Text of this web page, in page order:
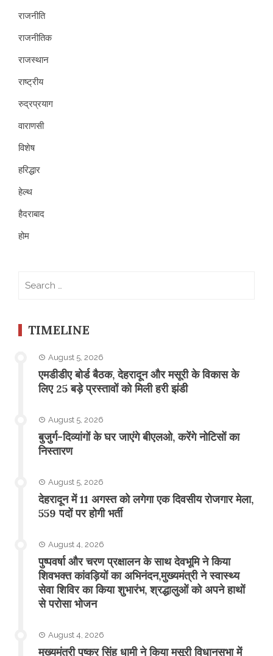
राजनीति
राजनीतिक
राजस्थान
राष्ट्रीय
रुद्रप्रयाग
वाराणसी
विशेष
हरिद्धार
हेल्थ
हैदराबाद
होम
TIMELINE
August 5, 2026
एमडीडीए बोर्ड बैठक, देहरादून और मसूरी के विकास के
लिए 25 बड़े प्रस्तावों को मिली हरी झंडी
August 5, 2026
बुजुर्ग-दिव्यांगों के घर जाएंगे बीएलओ, करेंगे नोटिसों का
निस्तारण
August 5, 2026
​देहरादून में 11 अगस्त को लगेगा एक दिवसीय रोजगार मेला,
559 पदों पर होगी भर्ती
August 4, 2026
पुष्पवर्षा और चरण प्रक्षालन के साथ देवभूमि ने किया
शिवभक्त कांवड़ियों का अभिनंदन,मुख्यमंत्री ने स्वास्थ्य
सेवा शिविर का किया शुभारंभ, श्रद्धालुओं को अपने हाथों
से परोसा भोजन
August 4, 2026
मुख्यमंत्री पुष्कर सिंह धामी ने किया मसूरी विधानसभा में